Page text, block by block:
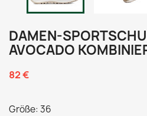
DAMEN-
AVOCADO
82 €
Größe: 36